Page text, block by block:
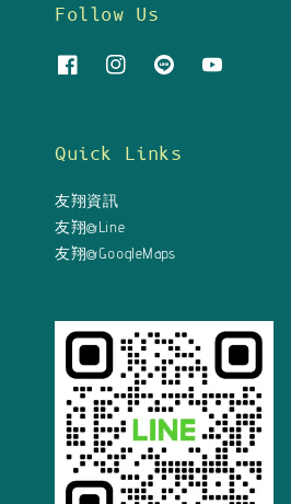
Follow Us
Quick Links
友翔資訊
友翔@Line
友翔@GoogleMaps